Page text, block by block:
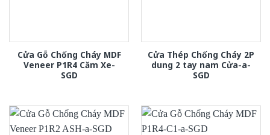
Cửa Gỗ Chống Cháy MDF
Veneer P1R4 Căm Xe-
SGD
Cửa Thép Chống Cháy 2P
dung 2 tay nam Cửa-a-
SGD